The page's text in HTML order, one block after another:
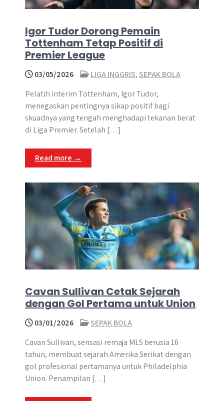
Igor Tudor Dorong Pemain
Tottenham Tetap Positif di
Premier League
03/05/2026 LIGA INGGRIS, SEPAK BOLA
Pelatih interim Tottenham, Igor Tudor,
menegaskan pentingnya sikap positif bagi
skuadnya yang tengah menghadapi tekanan berat
di Liga Premier. Setelah […]
Read more →
Cavan Sullivan Cetak Sejarah
dengan Gol Pertama untuk Union
03/01/2026
SEPAK BOLA
Cavan Sullivan, sensasi remaja MLS berusia 16
tahun, membuat sejarah Amerika Serikat dengan
gol profesional pertamanya untuk Philadelphia
Union. Penampilan […]